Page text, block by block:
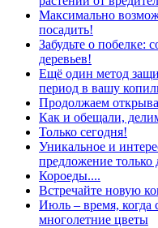
Максимально
посадить!
Забудьте о побелке:
деревьев!
Ещё один метод
период в вашу
Продолжаем
Как и обещали,
Только сегодня!
Уникальное и
предложение
Короеды....
Встречайте новую
Июль – время, когда
многолетние цветы